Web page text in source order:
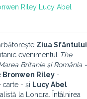
Riley
Lucy Abel
Ziua Sfântului
evenimentul
The
Britanie și România -
Bronwen Riley -
carte - și Lucy Abel
la Londra. Întâlnirea